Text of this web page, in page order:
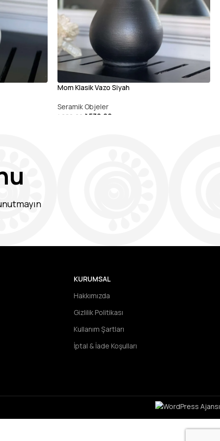
Mom Klasik Vazo Siyah
Seramik Objeler
₺ 680,00 ₺ 530,00
KURUMSAL
Hakkımızda
Gizlilik Politikası
Kullanım Şartları
İptal & İade Koşulları